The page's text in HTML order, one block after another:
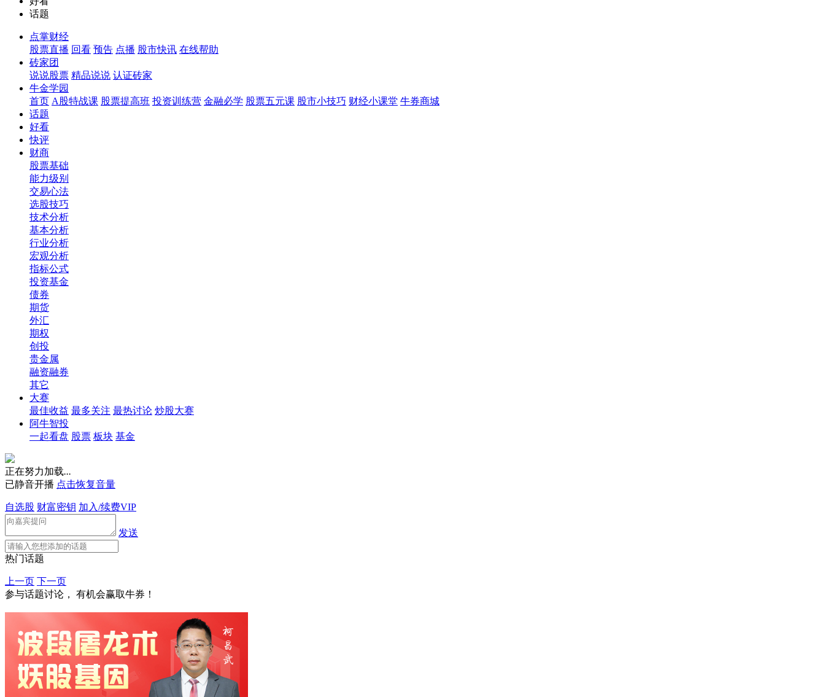
话题
点掌财经
股票直播 回看 预告 点播 股市快讯 在线帮助
砖家团
说说股票 精品说说 认证砖家
牛金学园
首页 A股特战课 股票提高班 投资训练营 金融必学 股票五元课 股市小技巧 财经小课堂 牛券商城
话题
好看
快评
财商
股票基础
能力级别
交易心法
选股技巧
技术分析
基本分析
行业分析
宏观分析
指标公式
投资基金
债券
期货
外汇
期权
创投
贵金属
融资融券
其它
大赛
最佳收益 最多关注 最热讨论 炒股大赛
阿牛智投
一起看盘 股票 板块 基金
正在努力加载...
已静音开播 点击恢复音量
自选股 财富密钥 加入/续费VIP
发送
热门话题
上一页 下一页
参与话题讨论， 有机会赢取牛券！